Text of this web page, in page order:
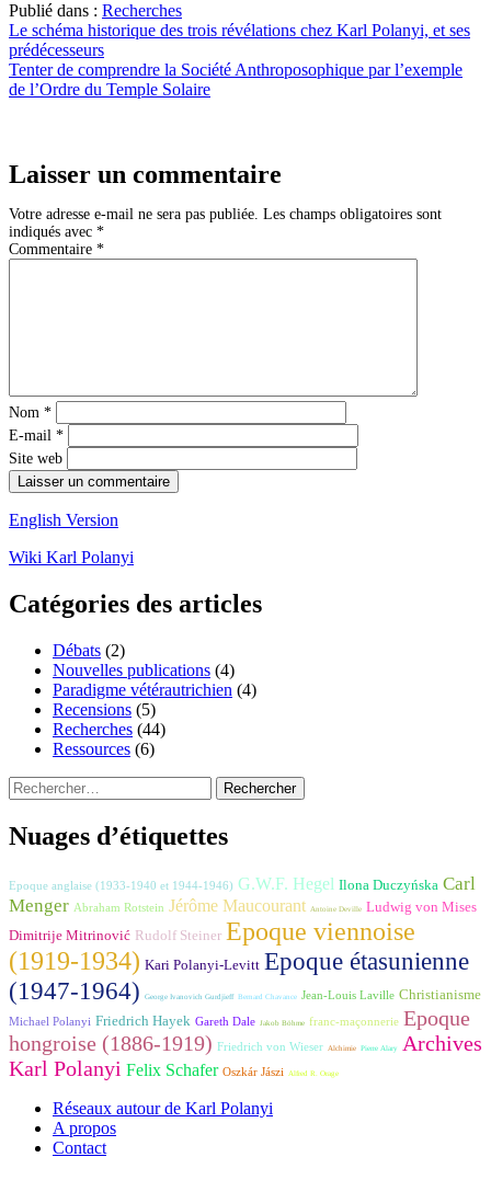
Publié dans : Recherches
Navigation
l’article
Le schéma historique des trois révélations chez Karl Polanyi, et ses
prédécesseurs
Tenter de comprendre la Société Anthroposophique par l’exemple
de l’Ordre du Temple Solaire
Laisser un commentaire
Votre adresse e-mail ne sera pas publiée. Les champs obligatoires sont
indiqués avec *
Commentaire *
Nom *
E-mail *
Site web
English Version
Wiki Karl Polanyi
Catégories des articles
Débats (2)
Nouvelles publications (4)
Paradigme vétérautrichien (4)
Recensions (5)
Recherches (44)
Ressources (6)
Rechercher :
Nuages d’étiquettes
Epoque anglaise (1933-1940 et 1944-1946) G.W.F. Hegel Ilona Duczyńska Carl
Menger Abraham Rotstein Jérôme Maucourant Antoine Deville Ludwig von Mises
Dimitrije Mitrinović Rudolf Steiner Epoque viennoise
(1919-1934) Kari Polanyi-Levitt Epoque étasunienne
(1947-1964)
George Ivanovich Gurdjieff Bernard Chavance Jean-Louis Laville Christianisme
Michael Polanyi Friedrich Hayek Gareth Dale Jakob Böhme franc-maçonnerie Epoque
hongroise (1886-1919) Friedrich von Wieser Alchimie Pierre Alary
Archives
Karl Polanyi Felix Schafer Oszkár Jászi Alfred R. Orage
Réseaux autour de Karl Polanyi
A propos
Contact